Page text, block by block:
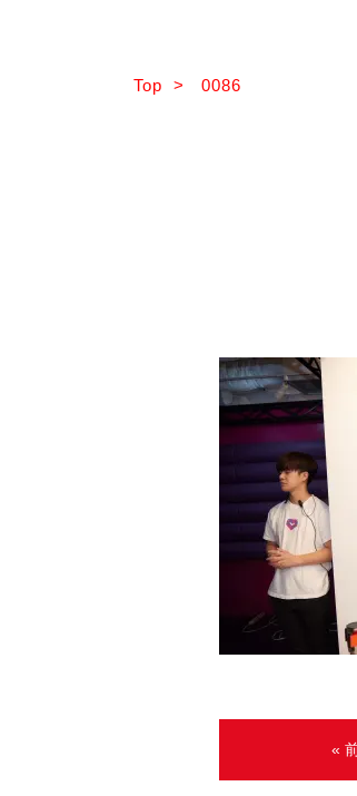
Top > 0086
«